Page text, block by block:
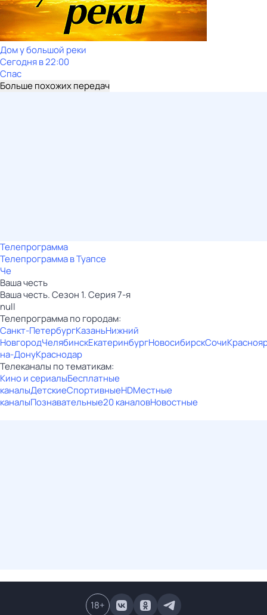
Дом у большой реки
Сегодня в 22:00
Спас
Больше похожих передач
Телепрограмма
Телепрограмма в Туапсе
Че
Ваша честь
Ваша честь. Сезон 1. Серия 7-я
null
Телепрограмма по городам:
Санкт-ПетербургКазаньНижний
НовгородЧелябинскЕкатеринбургНовосибирскСочи
на-ДонуКраснодар
Телеканалы по тематикам:
Кино и сериалыБесплатные
каналыДетскиеСпортивныеHDМестные
каналыПознавательные20 каналовНовостные
18+